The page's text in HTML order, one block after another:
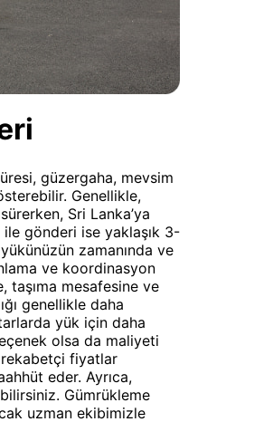
güzergaha, mevsim
Genellikle,
Sri Lanka’ya
gönderi ise yaklaşık 3-
zamanında ve
ve koordinasyon
taşıma mesafesine ve
genellikle daha
yük için daha
olsa da maliyeti
fiyatlar
eder. Ayrıca,
Gümrükleme
uzman ekibimizle